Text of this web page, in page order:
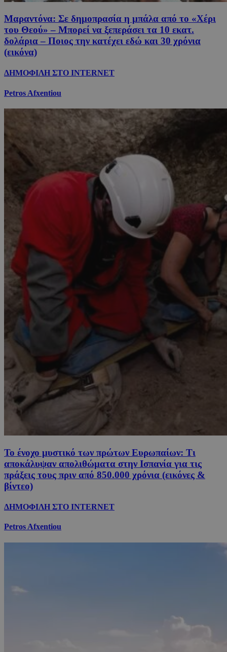
Μαραντόνα: Σε δημοπρασία η μπάλα από το «Χέρι
του Θεού» – Μπορεί να ξεπεράσει τα 10 εκατ.
δολάρια – Ποιος την κατέχει εδώ και 30 χρόνια
(εικόνα)
ΔΗΜΟΦΙΛΗ ΣΤΟ INTERNET
Petros Afxentiou
Το ένοχο μυστικό των πρώτων Ευρωπαίων: Τι
αποκάλυψαν απολιθώματα στην Ισπανία για τις
πράξεις τους πριν από 850.000 χρόνια (εικόνες &
βίντεο)
ΔΗΜΟΦΙΛΗ ΣΤΟ INTERNET
Petros Afxentiou